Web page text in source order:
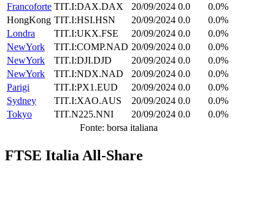
Francoforte TIT.I:DAX.DAX 20/09/2024 0.0
0.0%
HongKong TIT.I:HSI.HSN 20/09/2024 0.0
0.0%
Londra
TIT.I:UKX.FSE 20/09/2024 0.0
0.0%
NewYork
TIT.I:COMP.NAD 20/09/2024 0.0
0.0%
NewYork
TIT.I:DJI.DJD 20/09/2024 0.0
0.0%
NewYork
TIT.I:NDX.NAD 20/09/2024 0.0
0.0%
Parigi
TIT.I:PX1.EUD 20/09/2024 0.0
0.0%
Sydney
TIT.I:XAO.AUS 20/09/2024 0.0
0.0%
Tokyo
TIT.N225.NNI 20/09/2024 0.0
0.0%
Fonte: borsa italiana
FTSE Italia All-Share